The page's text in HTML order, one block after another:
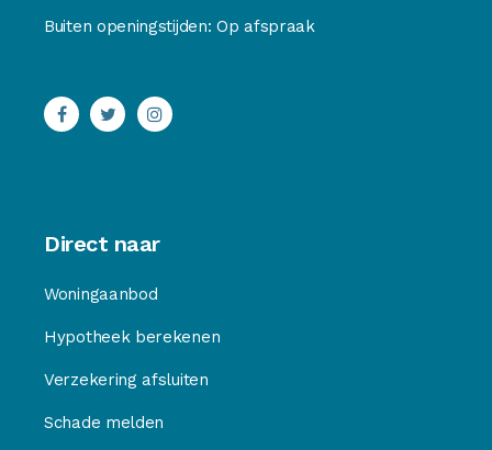
Buiten openingstijden: Op afspraak
Direct naar
Woningaanbod
Hypotheek berekenen
Verzekering afsluiten
Schade melden